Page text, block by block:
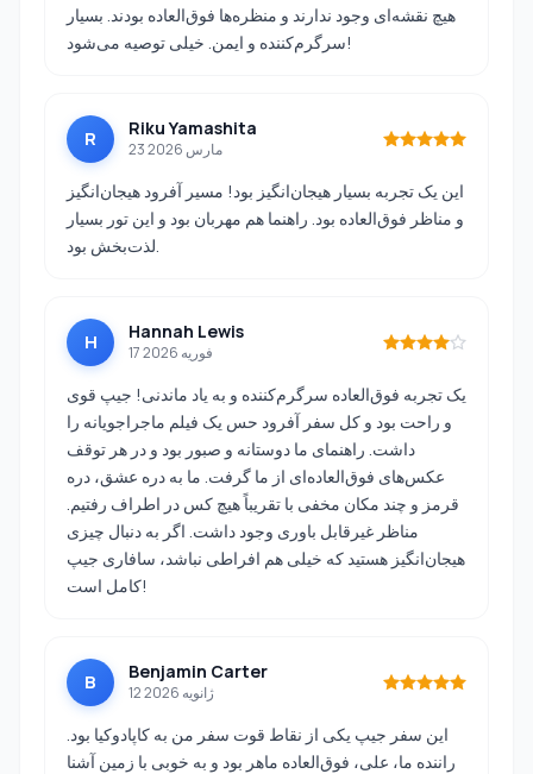
هیچ نقشه‌ای وجود ندارند و منظره‌ها فوق‌العاده بودند. بسیار
سرگرم‌کننده و ایمن. خیلی توصیه می‌شود!
R Riku Yamashita
23 مارس 2026
این یک تجربه بسیار هیجان‌انگیز بود! مسیر آفرود هیجان‌انگیز
و مناظر فوق‌العاده بود. راهنما هم مهربان بود و این تور بسیار
لذت‌بخش بود.
H Hannah Lewis
17 فوریه 2026
یک تجربه فوق‌العاده سرگرم‌کننده و به یاد ماندنی! جیپ قوی
و راحت بود و کل سفر آفرود حس یک فیلم ماجراجویانه را
داشت. راهنمای ما دوستانه و صبور بود و در هر توقف
عکس‌های فوق‌العاده‌ای از ما گرفت. ما به دره عشق، دره
قرمز و چند مکان مخفی با تقریباً هیچ کس در اطراف رفتیم.
مناظر غیرقابل باوری وجود داشت. اگر به دنبال چیزی
هیجان‌انگیز هستید که خیلی هم افراطی نباشد، سافاری جیپ
کامل است!
B Benjamin Carter
12 ژانویه 2026
این سفر جیپ یکی از نقاط قوت سفر من به کاپادوکیا بود.
راننده ما، علی، فوق‌العاده ماهر بود و به خوبی با زمین آشنا